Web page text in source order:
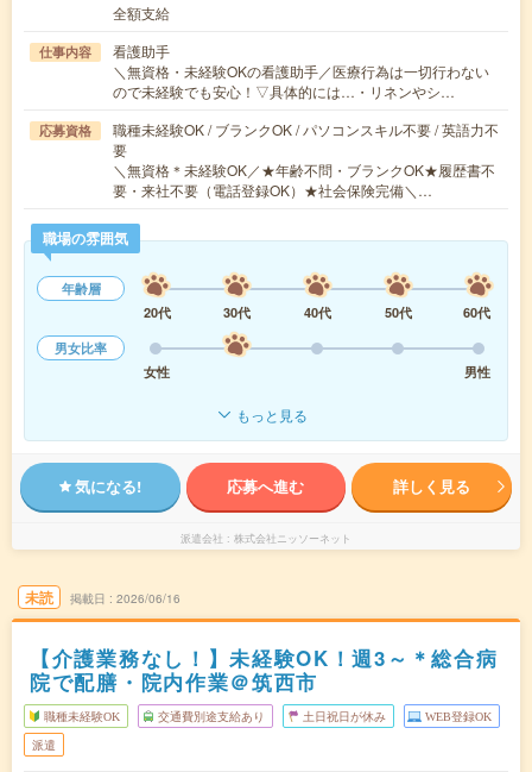
全額支給
仕事内容
看護助手
＼無資格・未経験OKの看護助手／医療行為は一切行わない
ので未経験でも安心！▽具体的には…・リネンやシ…
応募資格
職種未経験OK / ブランクOK / パソコンスキル不要 / 英語力不
要
＼無資格＊未経験OK／★年齢不問・ブランクOK★履歴書不
要・来社不要（電話登録OK）★社会保険完備＼…
職場の雰囲気
年齢層
20代
30代 40代 50代
60代
男女比率
女性
男性
もっと見る
気になる! 応募へ進む 詳しく見る
派遣会社 株式会社ニッソーネット
未読 掲載日 2026/06/16
【介護業務なし！】未経験OK！週3～＊総合病
院で配膳・院内作業＠筑西市
職種未経験OK 交通費別途支給あり 土日祝日が休み WEB登録OK
派遣